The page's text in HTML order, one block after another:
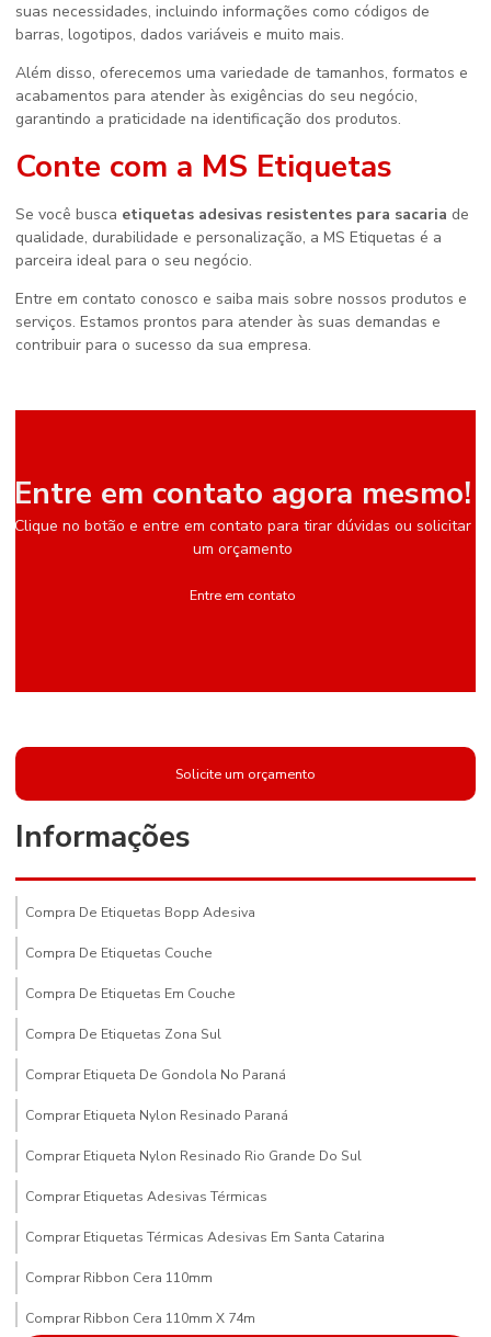
suas necessidades, incluindo informações como códigos de
barras, logotipos, dados variáveis e muito mais.
Além disso, oferecemos uma variedade de tamanhos, formatos e
acabamentos para atender às exigências do seu negócio,
garantindo a praticidade na identificação dos produtos.
Conte com a MS Etiquetas
Se você busca etiquetas adesivas resistentes para sacaria de
qualidade, durabilidade e personalização, a MS Etiquetas é a
parceira ideal para o seu negócio.
Entre em contato conosco e saiba mais sobre nossos produtos e
serviços. Estamos prontos para atender às suas demandas e
contribuir para o sucesso da sua empresa.
Entre em contato agora mesmo!
Clique no botão e entre em contato para tirar dúvidas ou solicitar
um orçamento
Entre em contato
Solicite um orçamento
Informações
Compra De Etiquetas Bopp Adesiva
Compra De Etiquetas Couche
Compra De Etiquetas Em Couche
Compra De Etiquetas Zona Sul
Comprar Etiqueta De Gondola No Paraná
Comprar Etiqueta Nylon Resinado Paraná
Comprar Etiqueta Nylon Resinado Rio Grande Do Sul
Comprar Etiquetas Adesivas Térmicas
Comprar Etiquetas Térmicas Adesivas Em Santa Catarina
Comprar Ribbon Cera 110mm
Comprar Ribbon Cera 110mm X 74m